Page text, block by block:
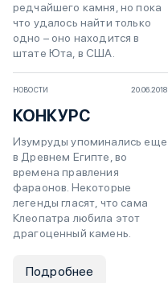
редчайшего камня, но пока
что удалось найти только
одно – оно находится в
штате Юта, в США.
НОВОСТИ 20.06.2018
КОНКУРС
Изумруды упоминались еще
в Древнем Египте, во
времена правления
фараонов. Некоторые
легенды гласят, что сама
Клеопатра любила этот
драгоценный камень.
Подробнее